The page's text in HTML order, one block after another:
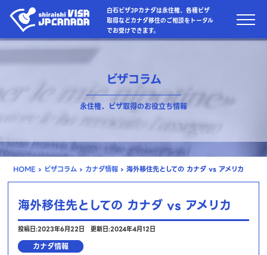
白石ビザJPカナダは永住権、各種ビザ
取得などカナダ移住のご相談をトータル
でお受けできます。
ビザコラム
永住権、ビザ取得のお役立ち情報
HOME › ビザコラム › カナダ情報 › 海外移住先としての カナダ vs アメリカ
海外移住先としての カナダ vs アメリカ
投稿日:2023年6月22日 更新日:2024年4月12日
カナダ情報